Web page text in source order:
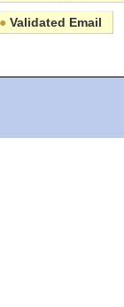
● Validated Email